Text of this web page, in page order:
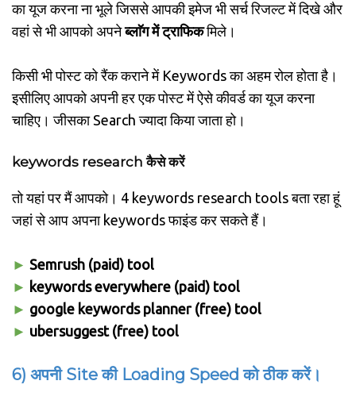
का यूज करना ना भूले जिससे आपकी इमेज भी सर्च रिजल्ट में दिखे और
वहां से भी आपको अपनेब्लाॅग में ट्राफिकमिले।
किसी भी पोस्ट को रैंक कराने में Keywords का अहम रोल होता है।
इसीलिए आपको अपनी हर एक पोस्ट में ऐसे कीवर्ड का यूज करना
चाहिए। जीसका Search ज्यादा किया जाता हो।
keywords research कैसे करें
तो यहां पर मैं आपको। 4 keywords research tools बता रहा हूं
जहां से आप अपना keywords फाइंड कर सकते हैं।
► Semrush (paid) tool
► keywords everywhere (paid) tool
► google keywords planner (free) tool
► ubersuggest (free) tool
6) अपनी Site की Loading Speed को ठीक करें।